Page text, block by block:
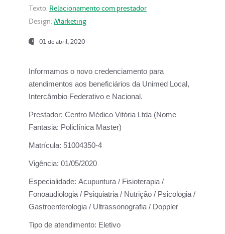
Texto: Relacionamento com prestador
Design: Marketing
01 de abril, 2020
Informamos o novo credenciamento para
atendimentos aos beneficiários da Unimed Local,
Intercâmbio Federativo e Nacional.
Prestador: Centro Médico Vitória Ltda (Nome
Fantasia: Policlínica Master)
Matrícula: 51004350-4
Vigência: 01/05/2020
Especialidade: Acupuntura / Fisioterapia /
Fonoaudiologia / Psiquiatria / Nutrição / Psicologia /
Gastroenterologia / Ultrassonografia / Doppler
Tipo de atendimento: Eletivo